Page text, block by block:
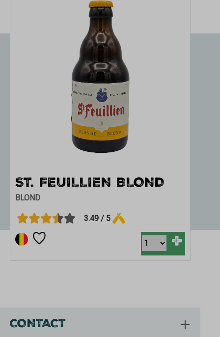
ST. FEUILLIEN BLOND
BLOND
3.49 / 5
+
CONTACT